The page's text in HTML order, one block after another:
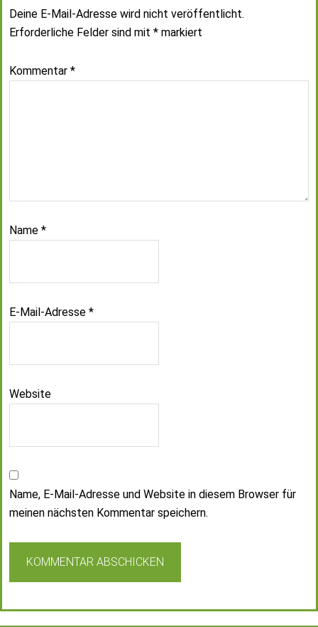
Deine E-Mail-Adresse wird nicht veröffentlicht.
Erforderliche Felder sind mit * markiert
Kommentar *
Name *
E-Mail-Adresse *
Website
Name, E-Mail-Adresse und Website in diesem Browser für
meinen nächsten Kommentar speichern.